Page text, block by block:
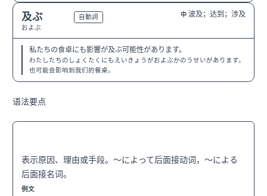
及ぶ
およぶ
自動詞 中 波及；达到；涉及
私たちの食卓にも影響が及ぶ可能性があります。
わたしたちのしょくたくにもえいきょうがおよぶかのうせいがあります。
也可能会影响到我们的餐桌。
语法要点
表示原因、理由或手段。〜によって后面接动词，〜による
后面接名词。
例文